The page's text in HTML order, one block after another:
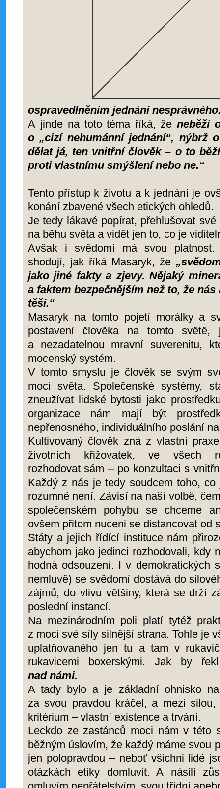
ospravedlněním jednání
A jinde na toto téma říká, že neběží
o „cizí nehumánní jednání“, nýbrž
dělat já, ten vnitřní člověk – o to
proti vlastnímu smýšlení nebo ne.“
Tento přístup k životu a k jednání je
konání zbavené všech etických ohledů.
Je tedy lákavé popírat, přehlušovat
na běhu světa a vidět jen to, co je
Avšak i svědomí má svou
shodují, jak říká Masaryk, že
jako jiné fakty a zjevy. Nějaký
a faktem bezpečnějším než to, že
těší.“
Masaryk na tomto pojetí morálky a
postavení člověka na tomto světě,
a nezadatelnou mravní suverenitu,
mocenský systém.
V tomto smyslu je člověk se svým
moci světa. Společenské systémy,
zneužívat lidské bytosti jako
organizace nám mají být
nepřenosného, individuálního poslání
Kultivovaný člověk zná z vlastní
životních křižovatek, ve všech
rozhodovat sám – po konzultaci s
Každý z nás je tedy soudcem toho,
rozumné není. Závisí na naší volbě,
společenském pohybu se chceme
ovšem přitom nuceni se distancovat od
Státy a jejich řídící instituce nám
abychom jako jedinci rozhodovali, kdy
hodná odsouzení. I v demokratických
nemluvě) se svědomí dostává do
zájmů, do vlivu většiny, která se drží
poslední instancí.
Na mezinárodním poli platí tytéž
z moci své síly silnější strana. Tohle je
uplatňovaného jen tu a tam v
rukavicemi boxerskými. Jak by
nad námi.
A tady bylo a je základní ohnisko
za svou pravdou kráčel, a mezi
kritérium – vlastní existence a trvání.
Leckdo ze zastánců moci nám v této
běžným úslovím, že každý máme svou
jen polopravdou – neboť všichni lidé
otázkách etiky domluvit. A násilí